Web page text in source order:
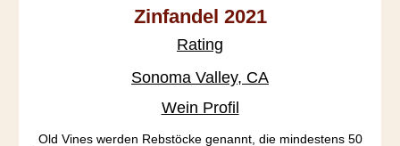
Zinfandel 2021
Rating
Sonoma Valley, CA
Wein Profil
Old Vines werden Rebstöcke genannt, die mindestens 50